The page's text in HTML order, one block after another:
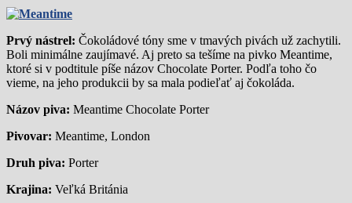
Prvý nástrel: Čokoládové tóny sme v tmavých pivách už zachytili.
Boli minimálne zaujímavé. Aj preto sa tešíme na pivko Meantime,
ktoré si v podtitule píše názov Chocolate Porter. Podľa toho čo
vieme, na jeho produkcii by sa mala podieľať aj čokoláda.
Názov piva: Meantime Chocolate Porter
Pivovar: Meantime, London
Druh piva: Porter
Krajina: Veľká Británia